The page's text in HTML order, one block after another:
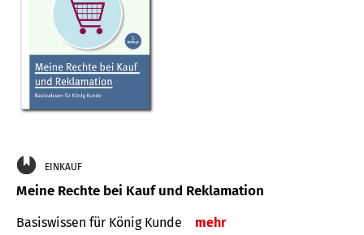
EINKAUF
Meine Rechte bei Kauf und Reklamation
Basiswissen für König Kunde mehr